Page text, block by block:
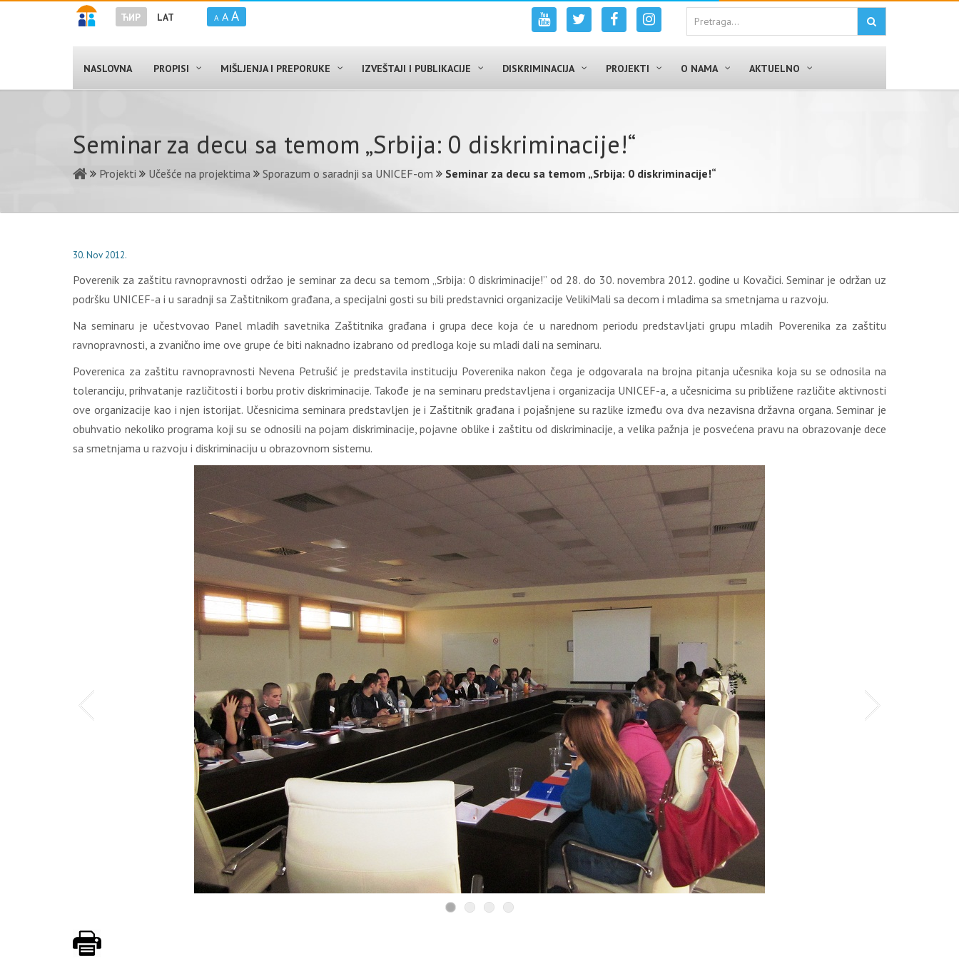
ЋИР LAT A A A
NASLOVNA PROPISI MIŠLJENJA I PREPORUKE IZVEŠTAJI I PUBLIKACIJE DISKRIMINACIJA PROJEKTI O NAMA AKTUELNO
Seminar za decu sa temom „Srbija: 0 diskriminacije!“
Projekti Učešće na projektima Sporazum o saradnji sa UNICEF-om Seminar za decu sa temom „Srbija: 0 diskriminacije!“
30. Nov 2012.
Poverenik za zaštitu ravnopravnosti održao je seminar za decu sa temom „Srbija: 0 diskriminacije!” od 28. do 30. novembra 2012. godine u Kovačici. Seminar je održan uz
podršku UNICEF-a i u saradnji sa Zaštitnikom građana, a specijalni gosti su bili predstavnici organizacije VelikiMali sa decom i mladima sa smetnjama u razvoju.
Na seminaru je učestvovao Panel mladih savetnika Zaštitnika građana i grupa dece koja će u narednom periodu predstavljati grupu mladih Poverenika za zaštitu
ravnopravnosti, a zvanično ime ove grupe će biti naknadno izabrano od predloga koje su mladi dali na seminaru.
Poverenica za zaštitu ravnopravnosti Nevena Petrušić je predstavila instituciju Poverenika nakon čega je odgovarala na brojna pitanja učesnika koja su se odnosila na
toleranciju, prihvatanje različitosti i borbu protiv diskriminacije. Takođe je na seminaru predstavljena i organizacija UNICEF-a, a učesnicima su približene različite aktivnosti
ove organizacije kao i njen istorijat. Učesnicima seminara predstavljen je i Zaštitnik građana i pojašnjene su razlike između ova dva nezavisna državna organa. Seminar je
obuhvatio nekoliko programa koji su se odnosili na pojam diskriminacije, pojavne oblike i zaštitu od diskriminacije, a velika pažnja je posvećena pravu na obrazovanje dece
sa smetnjama u razvoju i diskriminaciju u obrazovnom sistemu.